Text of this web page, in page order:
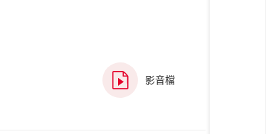
影音檔